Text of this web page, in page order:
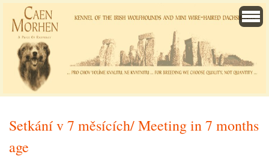
Setkání v 7 měsících/ Meeting in 7 months
age